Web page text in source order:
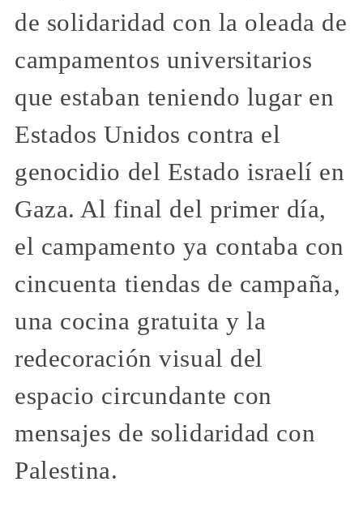
de solidaridad con la oleada de
campamentos universitarios
que estaban teniendo lugar en
Estados Unidos contra el
genocidio del Estado israelí en
Gaza. Al final del primer día,
el campamento ya contaba con
cincuenta tiendas de campaña,
una cocina gratuita y la
redecoración visual del
espacio circundante con
mensajes de solidaridad con
Palestina.